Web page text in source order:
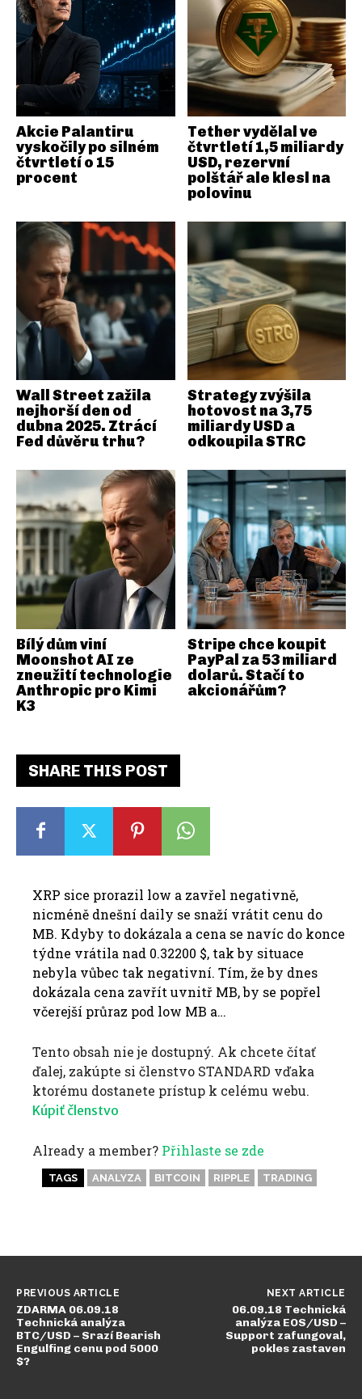
SHARE THIS POST
XRP sice prorazil low a zavřel negativně,
nicméně dnešní daily se snaží vrátit cenu do
MB. Kdyby to dokázala a cena se navíc do konce
týdne vrátila nad 0.32200 $, tak by situace
nebyla vůbec tak negativní. Tím, že by dnes
dokázala cena zavřít uvnitř MB, by se popřel
včerejší průraz pod low MB a…
Tento obsah nie je dostupný. Ak chcete čítať
ďalej, zakúpte si členstvo STANDARD vďaka
ktorému dostanete prístup k celému webu.
Kúpiť členstvo
Already a member? Přihlaste se zde
TAGS ANALYZA BITCOIN RIPPLE TRADING
Akcie Palantiru
vyskočily po silném
čtvrtletí o 15
procent
Tether vydělal ve
čtvrtletí 1,5 miliardy
USD, rezervní
polštář ale klesl na
polovinu
Wall Street zažila
nejhorší den od
dubna 2025. Ztrácí
Fed důvěru trhu?
Strategy zvýšila
hotovost na 3,75
miliardy USD a
odkoupila STRC
Bílý dům viní
Moonshot AI ze
zneužití technologie
Anthropic pro Kimi
K3
Stripe chce koupit
PayPal za 53 miliard
dolarů. Stačí to
akcionářům?
PREVIOUS ARTICLE
ZDARMA 06.09.18
Technická analýza
BTC/USD – Srazí Bearish
Engulfing cenu pod 5000
$?
NEXT ARTICLE
06.09.18 Technická
analýza EOS/USD –
Support zafungoval,
pokles zastaven